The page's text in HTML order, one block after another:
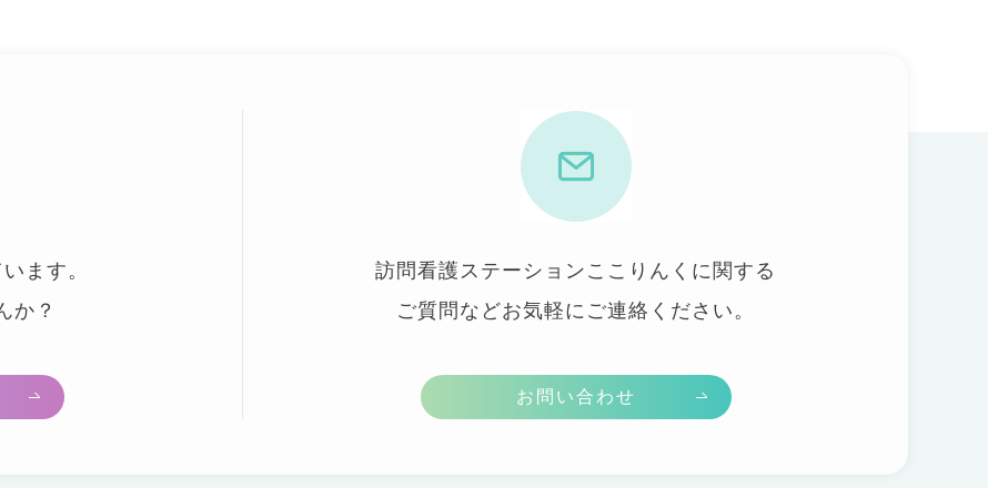
ます。
か？
訪問看護ステーションここりんくに関する
ご質問などお気軽にご連絡ください。
お問い合わせ